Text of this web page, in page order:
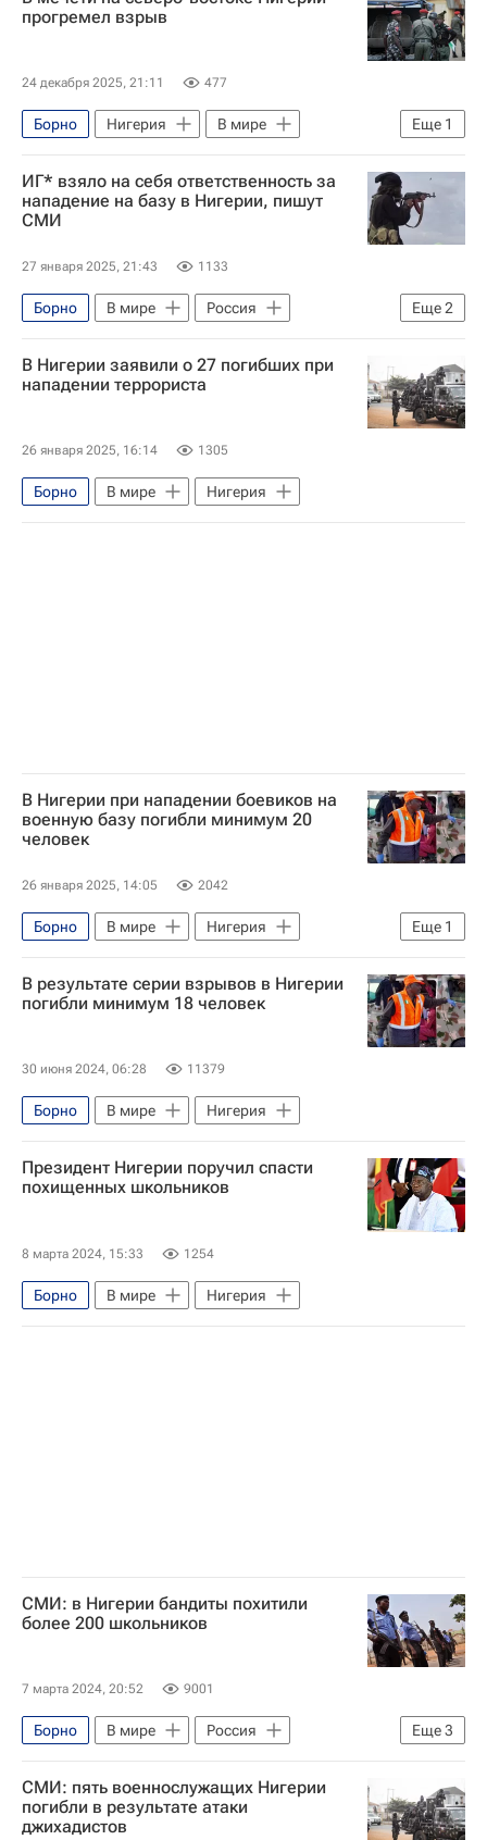
прогремел взрыв
24 декабря 2025, 21:11 477
Еще 1
Борно Нигерия
В мире
Майдугури
ИГ* взяло на себя ответственность за
нападение на базу в Нигерии, пишут
СМИ
27 января 2025, 21:43 1133
Еще2
Борно В мире
Россия
Нигерия
Исламское государство*
В Нигерии заявили о 27 погибших при
нападении террориста
26 января 2025, 16:14 1305
Борно В мире Нигерия
В Нигерии при нападении боевиков на
военную базу погибли минимум 20
человек
26 января 2025, 14:05 2042
Еще 1
Борно В мире
Нигерия
Россия
В результате серии взрывов в Нигерии
погибли минимум 18 человек
30 июня 2024, 06:28 11379
Борно В мире Нигерия
Президент Нигерии поручил спасти
похищенных школьников
8 марта 2024, 15:33 1254
Борно В мире Нигерия
СМИ: в Нигерии бандиты похитили
более 200 школьников
7 марта 2024, 20:52 9001
Еще3
Борно В мире
Россия
Нигерия
Боко Харам
Исламское государство*
СМИ: пять военнослужащих Нигерии
погибли в результате атаки
джихадистов